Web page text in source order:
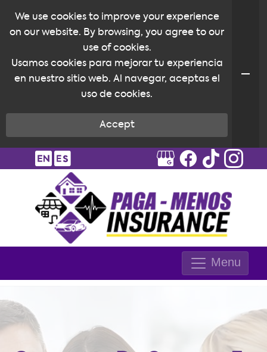
Menu
We use cookies to improve your experience
on our website. By browsing, you agree to our
use of cookies.
Usamos cookies para mejorar tu experiencia
en nuestro sitio web. Al navegar, aceptas el
uso de cookies.
Accept